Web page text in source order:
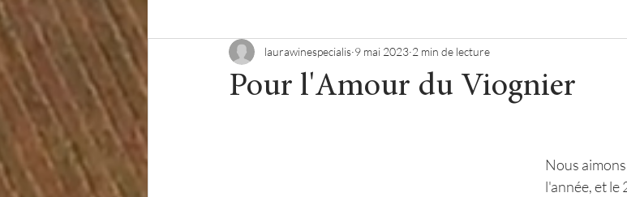
Pour l'Amour du Viognier
laurawinespecialis 9 mai 2023 2 min de lecture
Nous
l'année, et le